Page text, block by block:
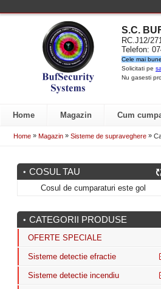
S.C.
RC.J12/
Telefon:
Cele mai
Solicitati pe
Nu gasesti
Home Magazin Cum
Home » Magazin » Sisteme de supraveghere »
COSUL TAU
Cosul de cumparaturi este gol
CATEGORII PRODUSE
OFERTE SPECIALE
Sisteme detectie efractie
Sisteme detectie incendiu